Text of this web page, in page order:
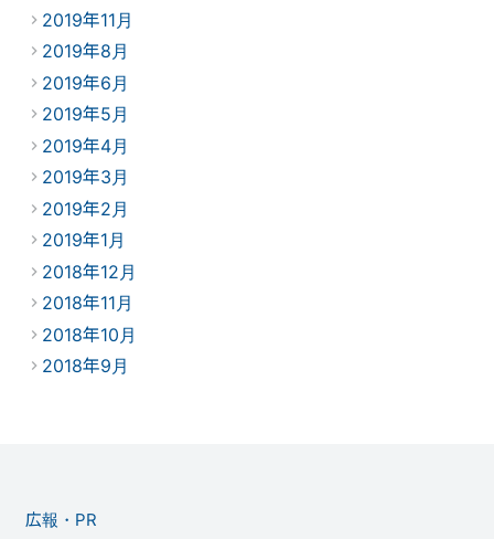
2019年11月
2019年8月
2019年6月
2019年5月
2019年4月
2019年3月
2019年2月
2019年1月
2018年12月
2018年11月
2018年10月
2018年9月
広報・PR